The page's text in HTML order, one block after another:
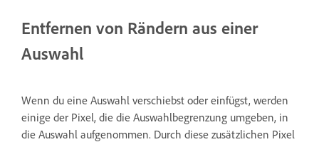
Entfernen von Rändern aus einer
Auswahl
Wenn du eine Auswahl verschiebst oder einfügst, werden
einige der Pixel, die die Auswahlbegrenzung umgeben, in
die Auswahl aufgenommen. Durch diese zusätzlichen Pixel